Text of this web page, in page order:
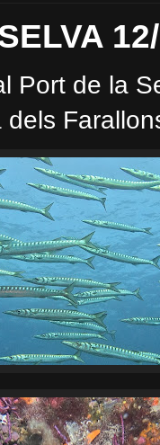
Port de la
dels